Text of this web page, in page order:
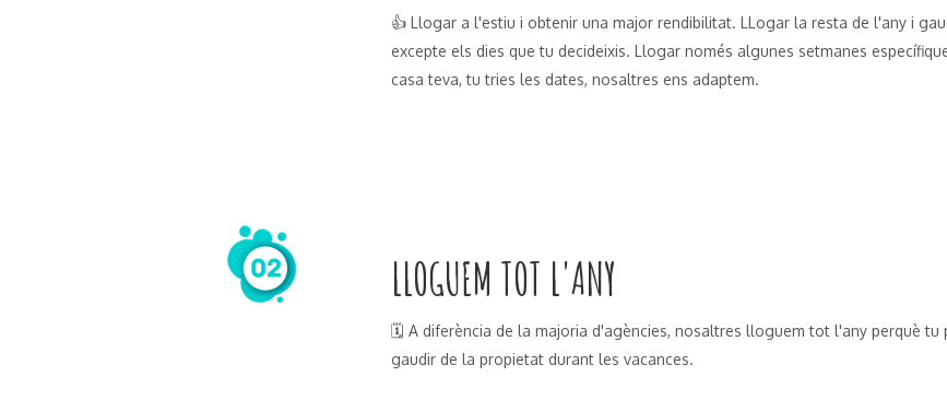
👍 Llogar a l'estiu i obtenir una major rendibilitat. LLogar la resta de l'any i
excepte els dies que tu decideixis. Llogar només algunes setmanes
casa teva, tu tries les dates, nosaltres ens adaptem.
LLOGUEM TOT L'ANY
🗓 A diferència de la majoria d'agències, nosaltres lloguem tot l'any perquè
gaudir de la propietat durant les vacances.